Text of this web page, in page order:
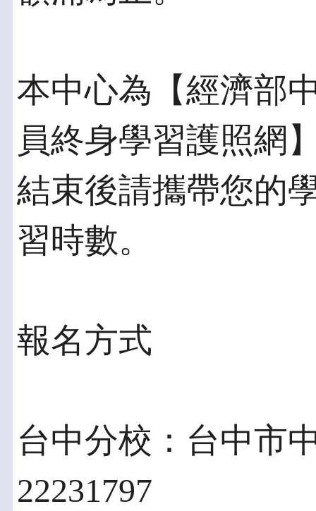
本中心為【經濟部
員終身學習護照網
結束後請攜帶您的
習時數。
報名方式
台中分校：台中市
22231797